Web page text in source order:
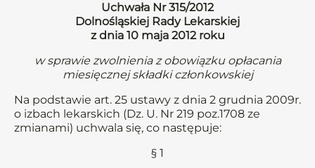
Uchwała Nr 315/2012
Dolnośląskiej Rady Lekarskiej
z dnia 10 maja 2012 roku
w sprawie zwolnienia z obowiązku opłacania
miesięcznej składki członkowskiej
Na podstawie art. 25 ustawy z dnia 2 grudnia 2009r.
o izbach lekarskich (Dz. U. Nr 219 poz.1708 ze
zmianami) uchwala się, co następuje:
§ 1